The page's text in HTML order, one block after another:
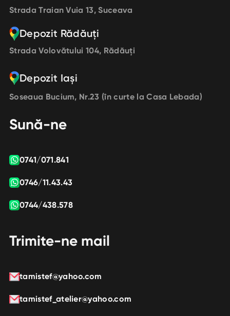
Strada Traian Vuia 13, Suceava
Depozit Rădăuți
Strada Volovătului 104, Rădăuți
Depozit Iași
Soseaua Bucium, Nr.23 (în curte la Casa Lebada)
Sună-ne
0741/071.841
0746/11.43.43
0744/438.578
Trimite-ne mail
tamistef@yahoo.com
tamistef_atelier@yahoo.com